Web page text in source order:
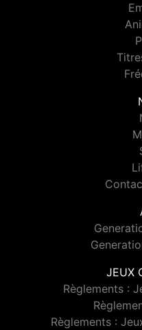
JEUX
Règlements :
Règlements :